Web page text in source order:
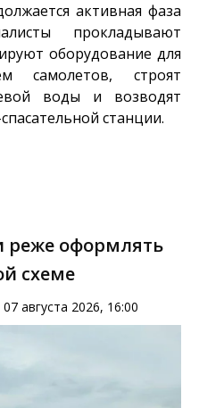
активная фаза
прокладывают
оборудование для
самолетов, строят
воды и возводят
станции.
реже оформлять
схеме
07 августа 2026, 16:00